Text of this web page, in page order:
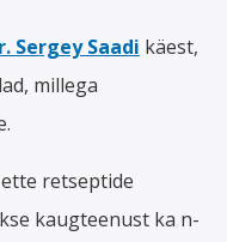
Sergey Saadi käest,
millega
retseptide
kaugteenust ka n-